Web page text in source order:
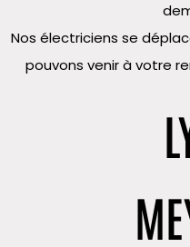
Nos électriciens se
pouvons venir à votre